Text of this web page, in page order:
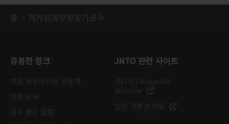
유용한 링크 JNTO 관련 사이트